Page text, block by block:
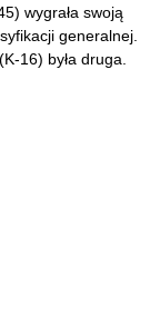
wygrała swoją
generalnej.
16) była druga.